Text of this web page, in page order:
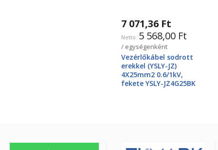
7 071,36 Ft
5 568,00 Ft
/ egységenként
Vezérlőkábel sodrott
erekkel (YSLY-JZ)
4X25mm2 0.6/1kV,
fekete YSLY-JZ4G25BK